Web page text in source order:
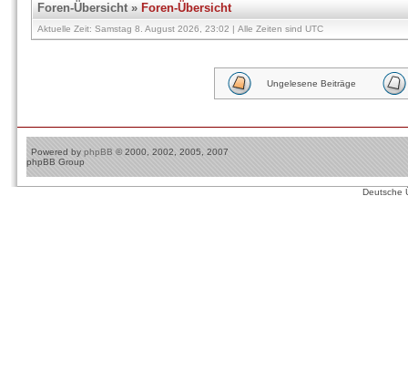
Foren-Übersicht» Foren-Übersicht
Aktuelle Zeit: Samstag 8. August 2026, 23:02 | Alle Zeiten sind UTC
Ungelesene Beiträge
Powered by phpBB © 2000, 2002, 2005, 2007
phpBB Group
Deutsche